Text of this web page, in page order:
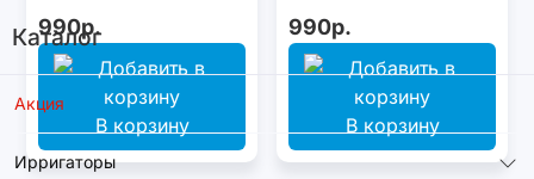
Каталог
Акция
Ирригаторы
990р.
В корзину
990р.
В корзину